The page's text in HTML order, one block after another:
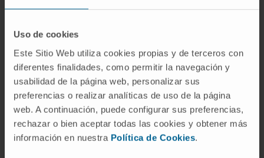
Uso de cookies
Este Sitio Web utiliza cookies propias y de terceros con
diferentes finalidades, como permitir la navegación y
usabilidad de la página web, personalizar sus
preferencias o realizar analíticas de uso de la página
web. A continuación, puede configurar sus preferencias,
rechazar o bien aceptar todas las cookies y obtener más
información en nuestra Política de Cookies.
A nossa equipa de
profissionais
Dr. Andrés Valentí Azcárate